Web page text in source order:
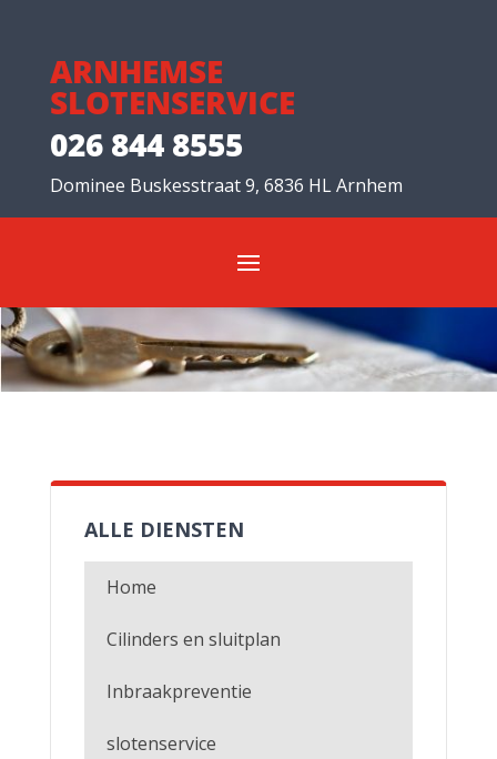
ARNHEMSE
SLOTENSERVICE
026 844 8555
Dominee Buskesstraat 9, 6836 HL Arnhem
ALLE DIENSTEN
Home
Cilinders en sluitplan
Inbraakpreventie
slotenservice